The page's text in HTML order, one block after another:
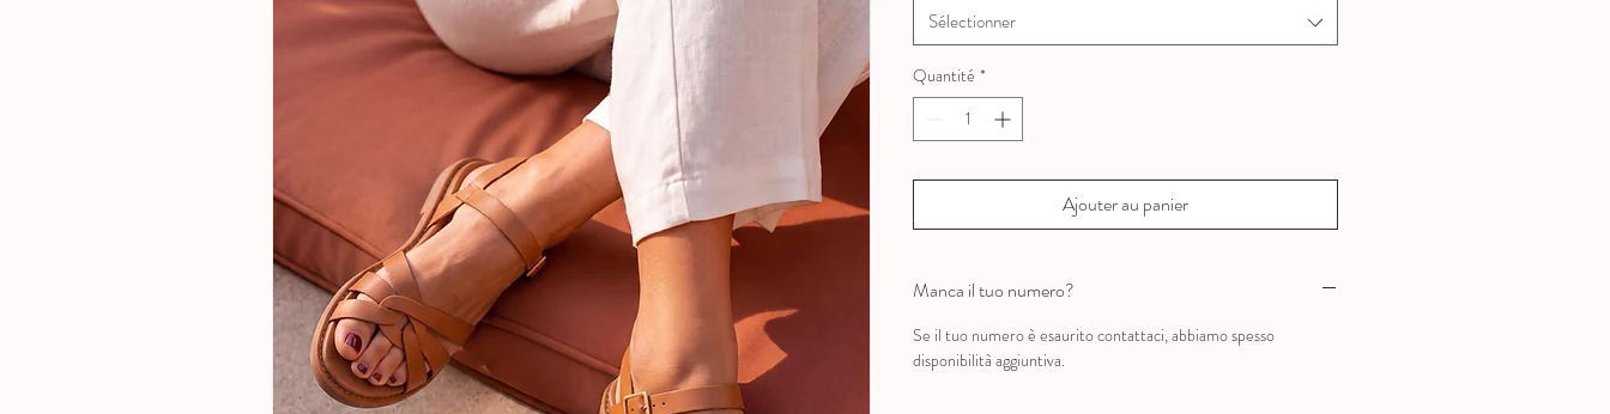
Sélectionner
Quantité *
Ajouter au panier
Manca il tuo numero?
Se il tuo numero è esaurito contattaci, abbiamo spesso
disponibilità aggiuntiva.